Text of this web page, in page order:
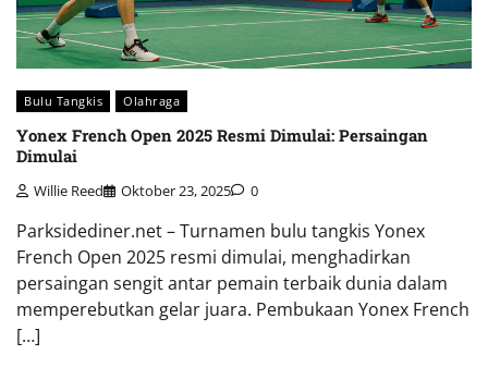
Bulu Tangkis Olahraga
Yonex French Open 2025 Resmi Dimulai: Persaingan
Dimulai
Willie Reed Oktober 23, 2025 0
Parksidediner.net – Turnamen bulu tangkis Yonex
French Open 2025 resmi dimulai, menghadirkan
persaingan sengit antar pemain terbaik dunia dalam
memperebutkan gelar juara. Pembukaan Yonex French
[…]